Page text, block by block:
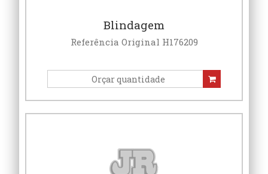
Blindagem
Referência Original H176209